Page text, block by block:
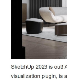
Download 本
盘这三种网
如果网盘下
它问题也可直
hea 百度网盘